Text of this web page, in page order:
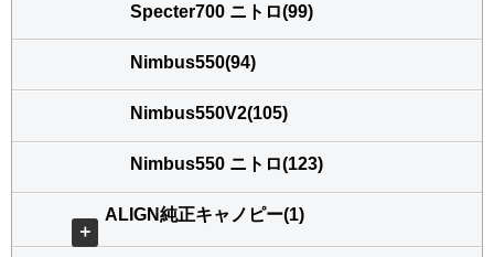
Specter700 ニトロ(99)
Nimbus550(94)
Nimbus550V2(105)
Nimbus550 ニトロ(123)
＋
ALIGN純正キャノピー(1)